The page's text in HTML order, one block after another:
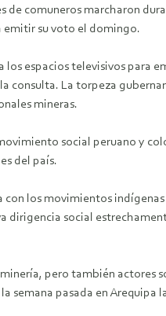
comuneros marcharon
emitir su voto el domingo.
espacios televisivos
consulta. La torpeza
mineras.
social peruano y
del país.
los movimientos
dirigencia social
pero también actores
pasada en